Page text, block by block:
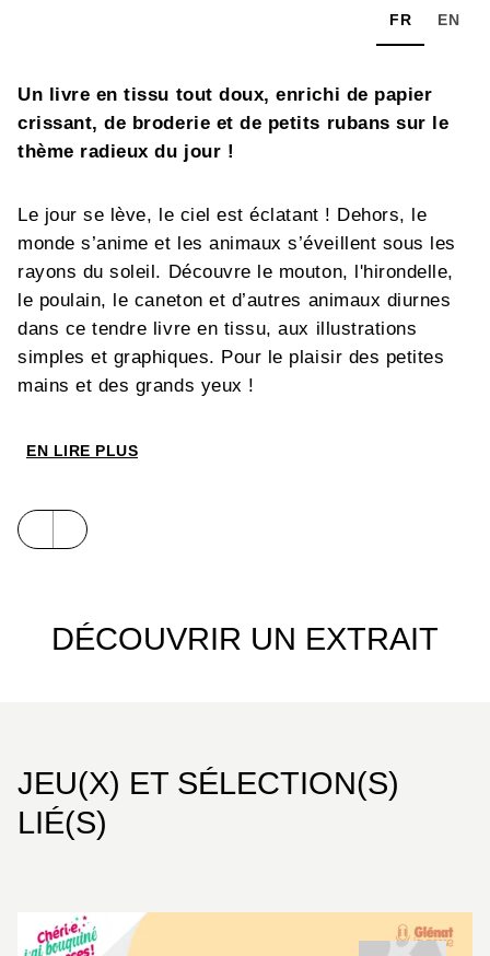
FR EN
Un livre en tissu tout doux, enrichi de papier
crissant, de broderie et de petits rubans sur le
thème radieux du jour !
Le jour se lève, le ciel est éclatant ! Dehors, le
monde s’anime et les animaux s’éveillent sous les
rayons du soleil. Découvre le mouton, l'hirondelle,
le poulain, le caneton et d’autres animaux diurnes
dans ce tendre livre en tissu, aux illustrations
simples et graphiques. Pour le plaisir des petites
mains et des grands yeux !
EN LIRE PLUS
DÉCOUVRIR UN EXTRAIT
JEU(X) ET SÉLECTION(S)
LIÉ(S)